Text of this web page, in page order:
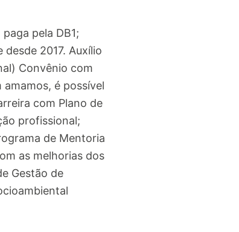
pela DB1;
2017. Auxílio
Convênio com
é possível
com Plano de
profissional;
de Mentoria
as melhorias dos
Gestão de